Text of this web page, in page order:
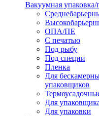
Вакуумная упаковка/
ОПА/ПЕ
С печатью
Под рыбу
Под специи
Пленка
Для
упаковщиков
Для
Для упаковки